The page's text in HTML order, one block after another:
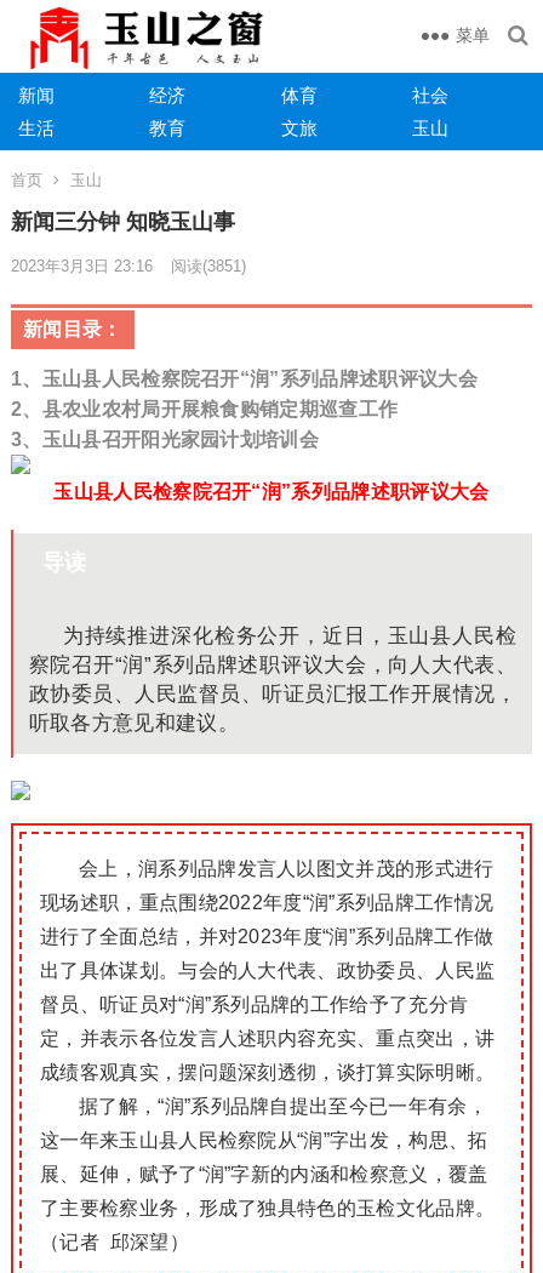
菜单
新闻 经济 体育
社会
生活
教育 文旅 玉山
首页 玉山
新闻三分钟 知晓玉山事
2023年3月3日 23:16 阅读(3851)
新闻目录：
1、玉山县人民检察院召开“润”系列品牌述职评议大会
2、 县农业农村局开展粮食购销定期巡查工作
3、玉山县召开阳光家园计划培训会
玉山县人民检察院召开“润”系列品牌述职评议大会
导读
为持续推进深化检务公开，近日，玉山县人民检
察院召开“润”系列品牌述职评议大会，向人大代表、
政协委员、人民监督员、听证员汇报工作开展情况，
听取各方意见和建议。
会上，润系列品牌发言人以图文并茂的形式进行
现场述职，重点围绕2022年度“润”系列品牌工作情况
进行了全面总结，并对2023年度“润”系列品牌工作做
出了具体谋划。与会的人大代表、政协委员、人民监
督员、听证员对“润”系列品牌的工作给予了充分肯
定，并表示各位发言人述职内容充实、重点突出，讲
成绩客观真实，摆问题深刻透彻，谈打算实际明晰。
据了解，“润”系列品牌自提出至今已一年有余，
这一年来玉山县人民检察院从“润”字出发，构思、拓
展、延伸，赋予了“润”字新的内涵和检察意义，覆盖
了主要检察业务，形成了独具特色的玉检文化品牌。
（记者 邱深望）